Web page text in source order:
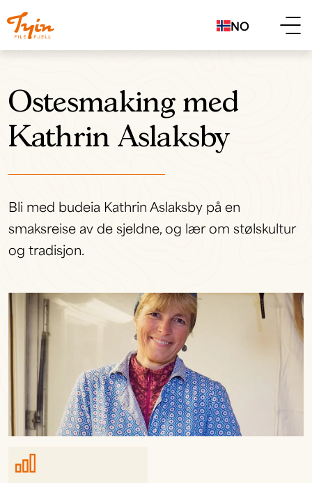
NO
Ostesmaking med
Kathrin Aslaksby
Bli med budeia Kathrin Aslaksby på en
smaksreise av de sjeldne, og lær om stølskultur
og tradisjon.